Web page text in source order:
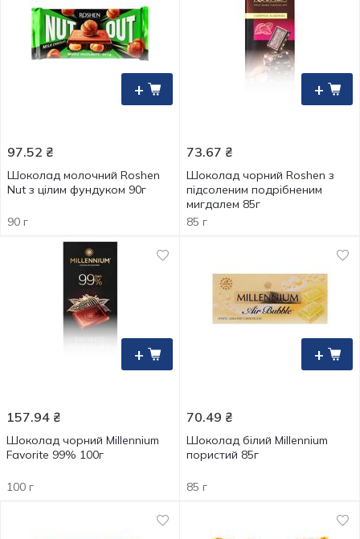
+
97.52 ₴
Шоколад молочний Roshen
Nut з цілим фундуком 90г
90 г
+
73.67 ₴
Шоколад чорний Roshen з
підсоленим подрібненим
мигдалем 85г
85 г
+
157.94 ₴
Шоколад чорний Millennium
Favorite 99% 100г
100 г
+
70.49 ₴
Шоколад білий Millennium
пористий 85г
85 г